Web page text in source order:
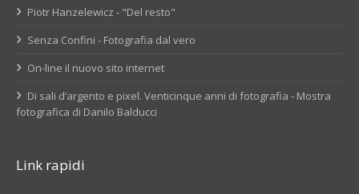
Piotr Hanzelewicz - "Del resto"
Senza Confini - Fotografia dal vero
On-line il nuovo sito internet
Di sali d’argento e pixel. Venticinque anni di fotografia - Mostra
fotografica di Danilo Balducci
Link rapidi